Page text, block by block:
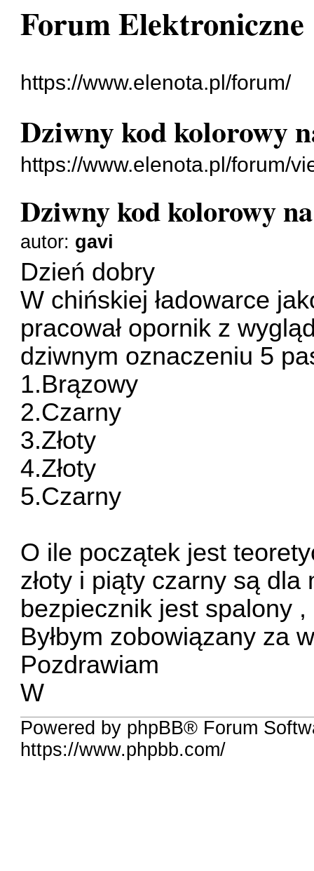
Forum Elektroniczne
https://www.elenota.pl/forum/
Dziwny kod kolorowy
https://www.elenota.pl/forum/
Dziwny kod kolorowy
autor: gavi
Dzień dobry
W chińskiej ładowarce
pracował opornik z
dziwnym oznaczeniu 5
1.Brązowy
2.Czarny
3.Złoty
4.Złoty
5.Czarny
O ile początek jest
złoty i piąty czarny są
bezpiecznik jest spalony
Byłbym zobowiązany za
Pozdrawiam
W
Powered by phpBB® Forum
https://www.phpbb.com/